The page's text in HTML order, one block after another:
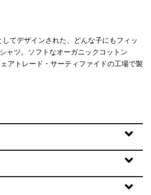
てデザインされた、どんな子にもフィッ
ャツ。ソフトなオーガニックコットン
アトレード・サーティファイドの工場で製